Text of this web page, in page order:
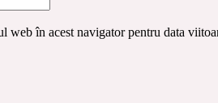
web în acest navigator pentru data